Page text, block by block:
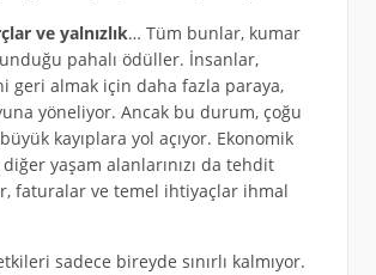
ve yalnızlık… Tüm bunlar, kumar
pahalı ödüller. İnsanlar,
geri almak için daha fazla paraya,
yöneliyor. Ancak bu durum, çoğu
kayıplara yol açıyor. Ekonomik
diğer yaşam alanlarınızı da tehdit
faturalar ve temel ihtiyaçlar ihmal
etkileri sadece bireyde sınırlı kalmıyor.